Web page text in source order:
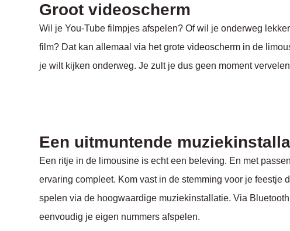
Groot videoscherm
Wil je You-Tube filmpjes afspelen? Of wil je onderweg
film? Dat kan allemaal via het grote videoscherm in de
je wilt kijken onderweg. Je zult je dus geen moment
Een uitmuntende
Een ritje in de limousine is echt een beleving. En met
ervaring compleet. Kom vast in de stemming voor je feestje
spelen via de hoogwaardige muziekinstallatie. Via
eenvoudig je eigen nummers afspelen.